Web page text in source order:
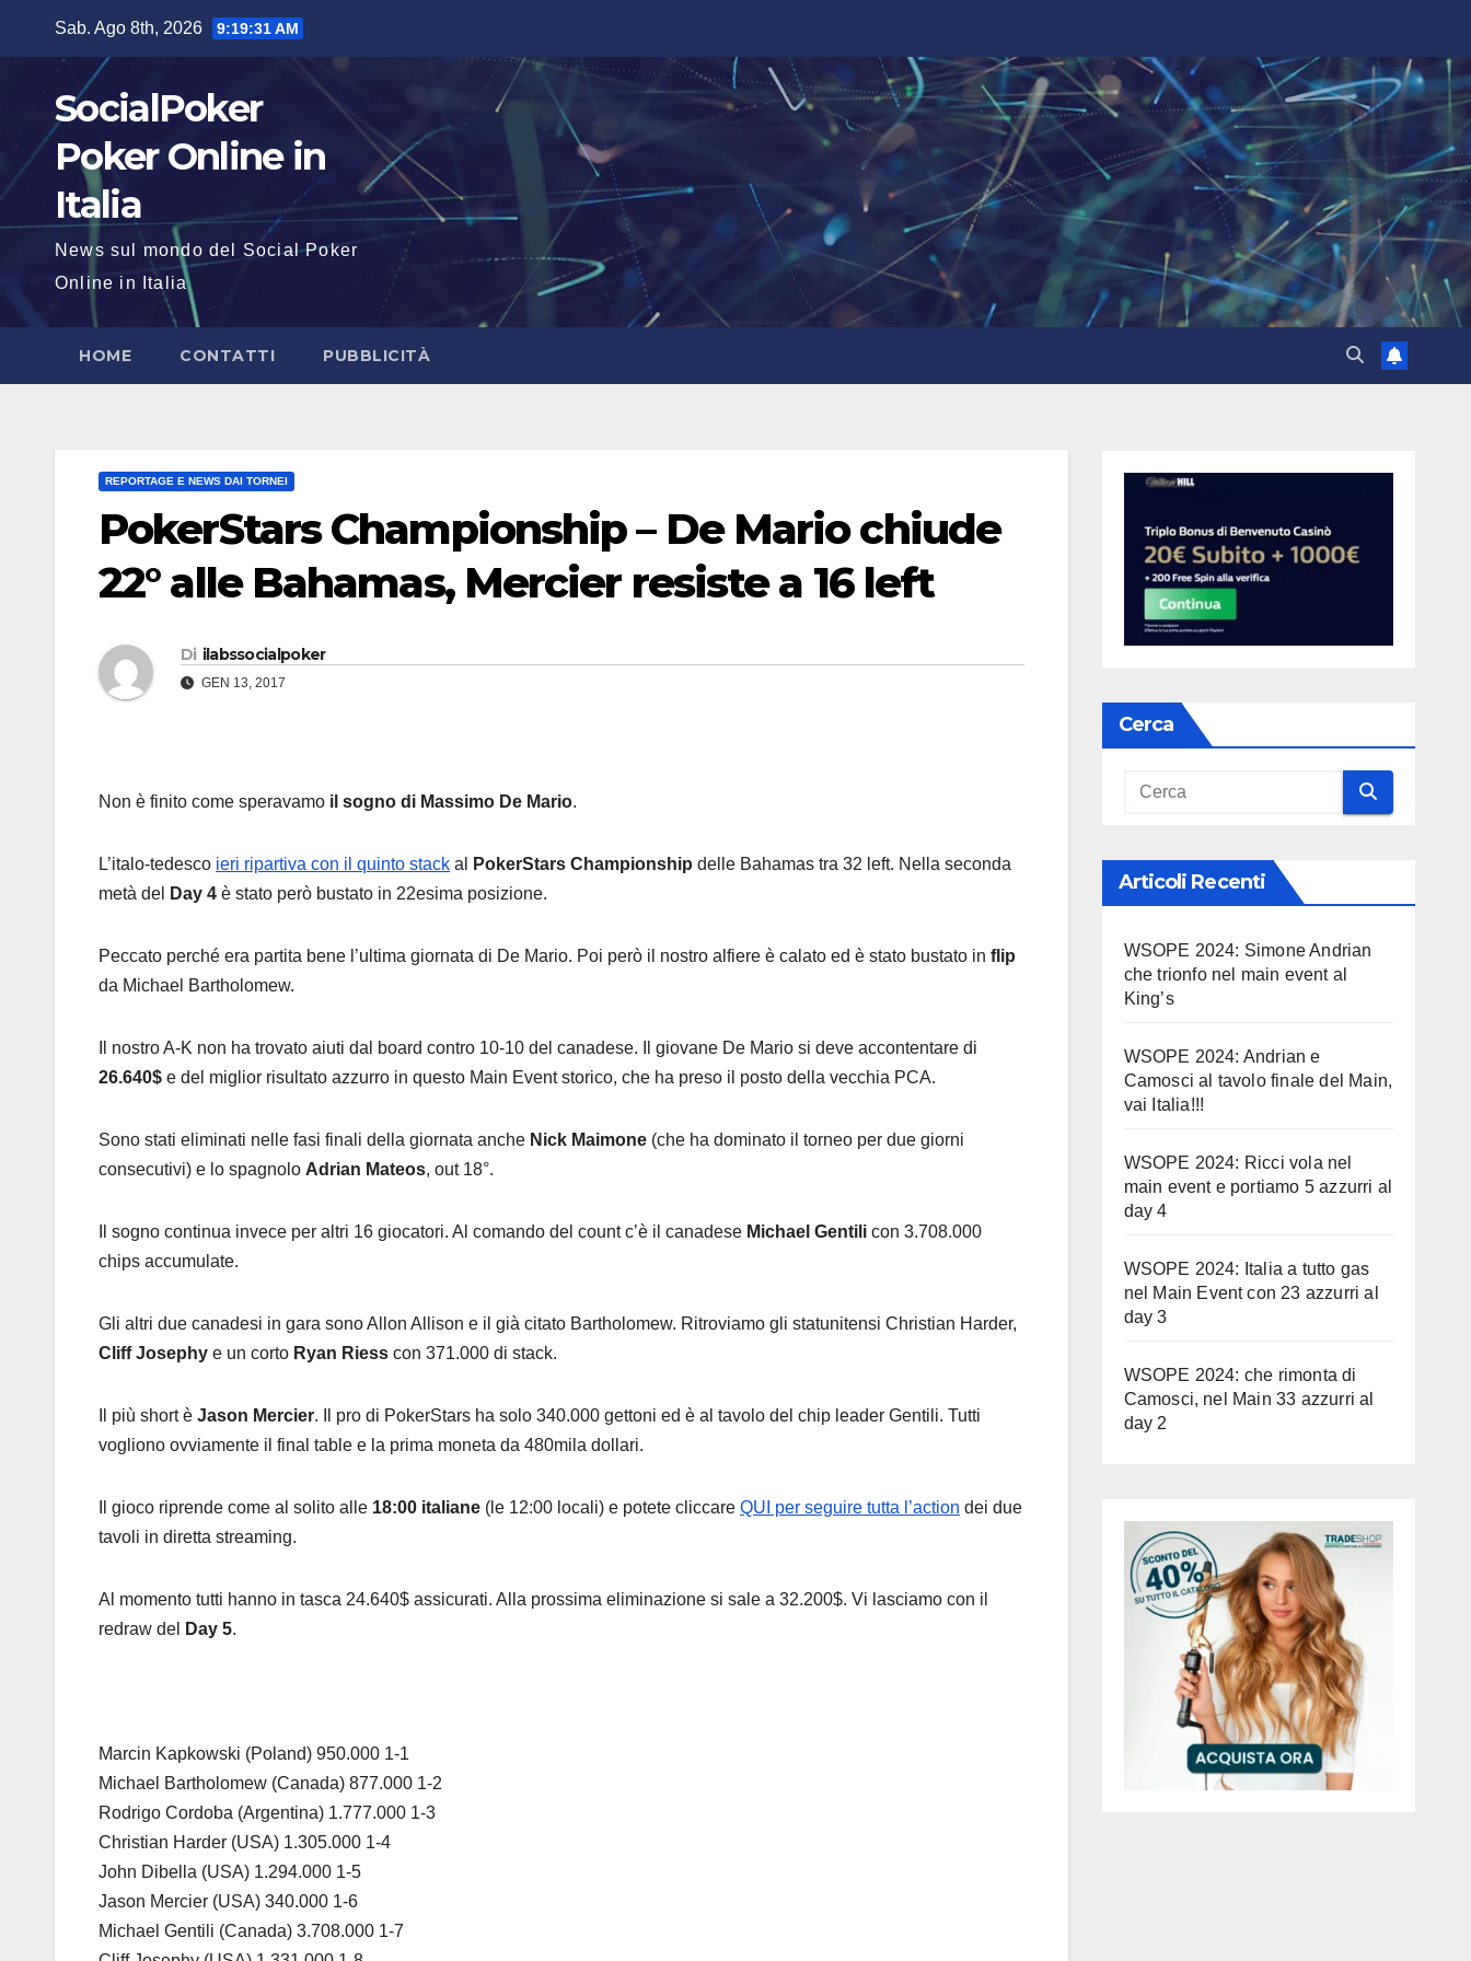
Sab. Ago 8th, 2026 9:19:31 AM
SocialPoker
Poker Online in
Italia
News sul mondo del Social Poker
Online in Italia
HOME CONTATTI PUBBLICITÀ
REPORTAGE E NEWS DAI TORNEI
PokerStars Championship – De Mario chiude
22° alle Bahamas, Mercier resiste a 16 left
Di ilabssocialpoker
GEN 13, 2017
Non è finito come speravamo il sogno di Massimo De Mario.
L’italo-tedesco ieri ripartiva con il quinto stack al PokerStars Championship delle Bahamas tra 32 left. Nella seconda
metà del
Day 4 è stato però bustato in 22esima posizione.
Peccato perché era partita bene l’ultima giornata di De Mario. Poi però il nostro alfiere è calato ed è stato bustato in flip
da Michael Bartholomew.
Il nostro A-K non ha trovato aiuti dal board contro 10-10 del canadese. Il giovane De Mario si deve accontentare di
26.640$ e del miglior risultato azzurro in questo Main Event storico, che ha preso il posto della vecchia PCA.
Sono stati eliminati nelle fasi finali della giornata anche Nick Maimone (che ha dominato il torneo per due giorni
consecutivi) e lo spagnolo Adrian Mateos, out 18°.
Il sogno continua invece per altri 16 giocatori. Al comando del count c’è il canadese Michael Gentili con 3.708.000
chips accumulate.
Gli altri due canadesi in gara sono Allon Allison e il già citato Bartholomew. Ritroviamo gli statunitensi Christian Harder,
Cliff Josephy e un corto Ryan Riess con 371.000 di stack.
Il più short è Jason Mercier. Il pro di PokerStars ha solo 340.000 gettoni ed è al tavolo del chip leader Gentili. Tutti
vogliono ovviamente il final table e la prima moneta da 480mila dollari.
Il gioco riprende come al solito alle 18:00 italiane (le 12:00 locali) e potete cliccare QUI per seguire tutta l’action dei due
tavoli in diretta streaming.
Al momento tutti hanno in tasca 24.640$ assicurati. Alla prossima eliminazione si sale a 32.200$. Vi lasciamo con il
redraw del
Day 5.
Marcin Kapkowski (Poland) 950.000 1-1
Michael Bartholomew (Canada) 877.000 1-2
Rodrigo Cordoba (Argentina) 1.777.000 1-3
Christian Harder (USA) 1.305.000 1-4
John Dibella (USA) 1.294.000 1-5
Jason Mercier (USA) 340.000 1-6
Michael Gentili (Canada) 3.708.000 1-7
Cerca
Articoli Recenti
WSOPE 2024: Simone Andrian
che trionfo nel main event al
King’s
WSOPE 2024: Andrian e
Camosci al tavolo finale del Main,
vai Italia!!!
WSOPE 2024: Ricci vola nel
main event e portiamo 5 azzurri al
day 4
WSOPE 2024: Italia a tutto gas
nel Main Event con 23 azzurri al
day 3
WSOPE 2024: che rimonta di
Camosci, nel Main 33 azzurri al
day 2